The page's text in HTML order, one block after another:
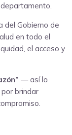
del Gobierno de
en todo el
el acceso y
— así lo
brindar